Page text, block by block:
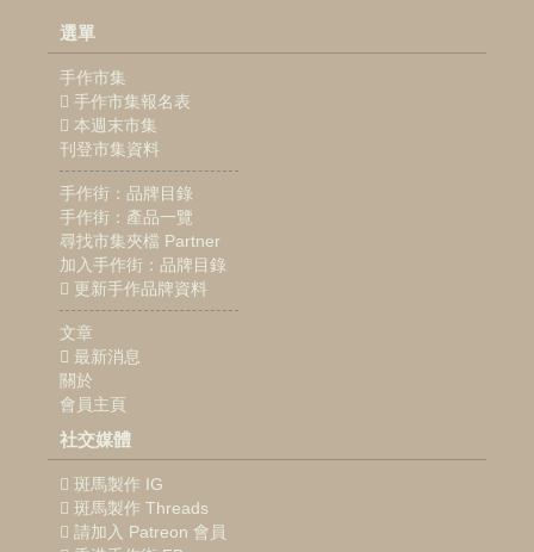
選單
手作市集
手作市集報名表
本週末市集
刊登市集資料
手作街：品牌目錄
手作街：產品一覽
尋找市集夾檔 Partner
加入手作街：品牌目錄
更新手作品牌資料
文章
最新消息
關於
會員主頁
社交媒體
斑馬製作 IG
斑馬製作 Threads
請加入 Patreon 會員